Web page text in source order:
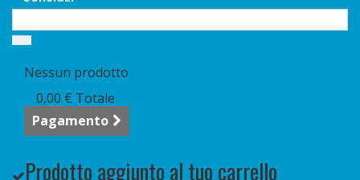
Nessun prodotto
0,00 € Totale
Pagamento
Prodotto aggiunto al tuo carrello